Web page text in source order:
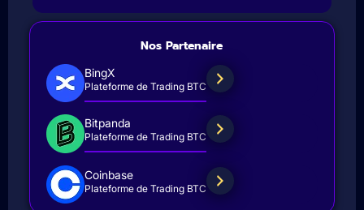
Nos Partenaire
BingX
Plateforme de Trading BTC
Bitpanda
Plateforme de Trading BTC
Coinbase
Plateforme de Trading BTC